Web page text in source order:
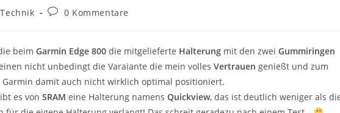
Technik
Beitrags-
0 Kommentare
beim Garmin Edge 800 die mitgelieferte Halterung mit den zwei Gummiringen
nicht unbedingt die Varaiante die mein volles Vertrauen genießt und zum
damit auch nicht wirklich optimal positioniert.
es von SRAM eine Halterung namens Quickview, das ist deutlich weniger als